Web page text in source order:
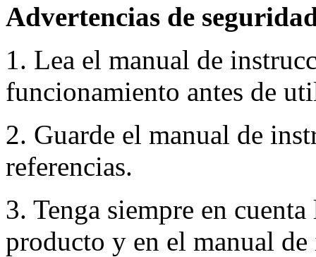
Advertencias de
1. Lea el manual de
funcionamiento antes de
2. Guarde el manual de
referencias.
3. Tenga siempre en
producto y en el manual